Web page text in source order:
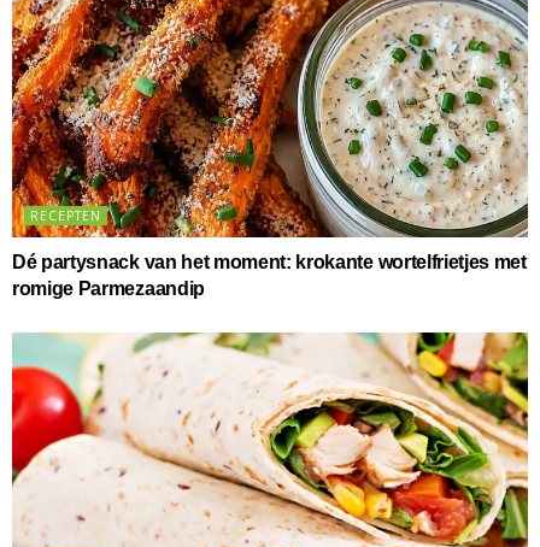
RECEPTEN
Dé partysnack van het moment: krokante wortelfrietjes met
romige Parmezaandip